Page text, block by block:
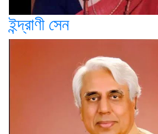
ইন্দ্রাণী সেন